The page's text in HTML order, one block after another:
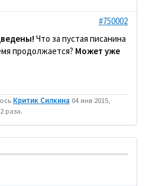
#750002
Что за пустая писанина
продолжается? Может уже
Критик Силкина 04 янв 2015,
раза.